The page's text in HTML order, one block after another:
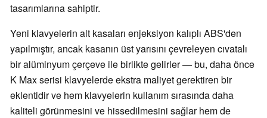
tasarımlarına sahiptir.
Yeni klavyelerin alt kasaları enjeksiyon kalıplı ABS'den
yapılmıştır, ancak kasanın üst yarısını çevreleyen cıvatalı
bir alüminyum çerçeve ile birlikte gelirler — bu, daha önce
K Max serisi klavyelerde ekstra maliyet gerektiren bir
eklentidir ve hem klavyelerin kullanım sırasında daha
kaliteli görünmesini ve hissedilmesini sağlar hem de